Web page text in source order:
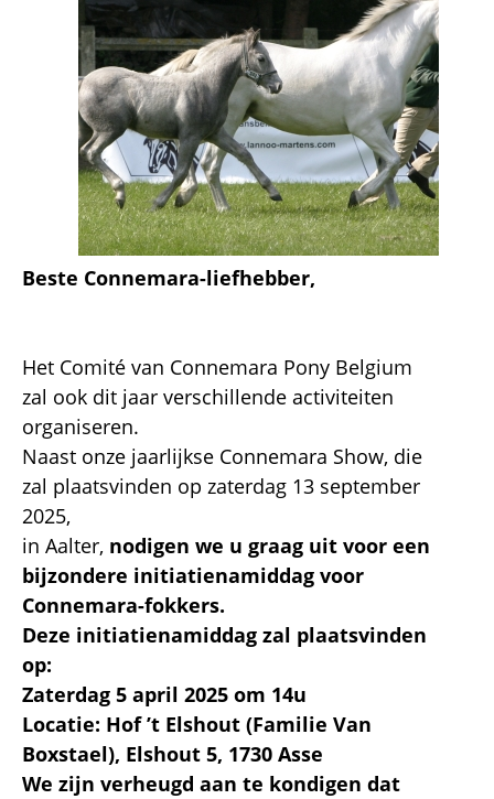
Beste Connemara-liefhebber,
Het Comité van Connemara Pony Belgium
zal ook dit jaar verschillende activiteiten
organiseren.
Naast onze jaarlijkse Connemara Show, die
zal plaatsvinden op zaterdag 13 september
2025,
in Aalter, nodigen we u graag uit voor een
bijzondere initiatienamiddag voor
Connemara-fokkers.
Deze initiatienamiddag zal plaatsvinden
op:
Zaterdag 5 april 2025 om 14u
Locatie: Hof ’t Elshout (Familie Van
Boxstael), Elshout 5, 1730 Asse
We zijn verheugd aan te kondigen dat